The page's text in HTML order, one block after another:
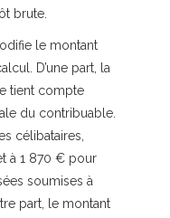
brute.
le montant
D’une part, la
tient compte
du contribuable.
célibataires,
à 1 870 € pour
soumises à
part, le montant